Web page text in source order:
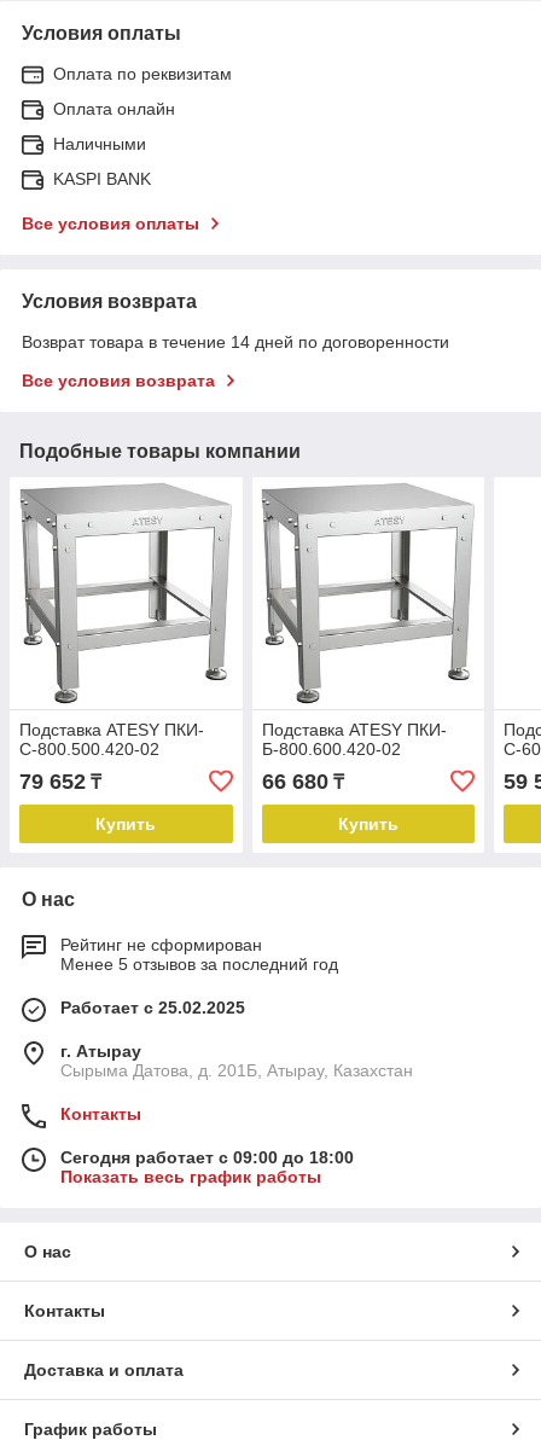
Условия оплаты
Оплата по реквизитам
Оплата онлайн
Наличными
KASPI BANK
Все условия оплаты
Условия возврата
Возврат товара в течение 14 дней по договоренности
Все условия возврата
Подобные товары компании
Подставка ATESY ПКИ-
С-800.500.420-02
79 652 ₸
Купить
Подставка ATESY ПКИ-
Б-800.600.420-02
66 680₸
Купить
С-
59
О нас
Рейтинг не сформирован
Менее 5 отзывов за последний год
Работает с 25.02.2025
г. Атырау
Сырыма Датова, д. 201Б, Атырау, Казахстан
Контакты
Сегодня работает с 09:00 до 18:00
Показать весь график работы
О нас
Контакты
Доставка и оплата
График работы